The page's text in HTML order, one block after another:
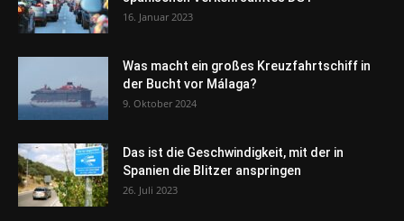
16. Januar 2023
Was macht ein großes Kreuzfahrtschiff in
der Bucht vor Málaga?
9. Oktober 2024
Das ist die Geschwindigkeit, mit der in
Spanien die Blitzer anspringen
26. Juli 2023